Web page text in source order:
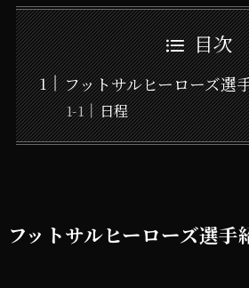
目次
フットサルヒーローズ選
日程
フットサルヒーローズ選手